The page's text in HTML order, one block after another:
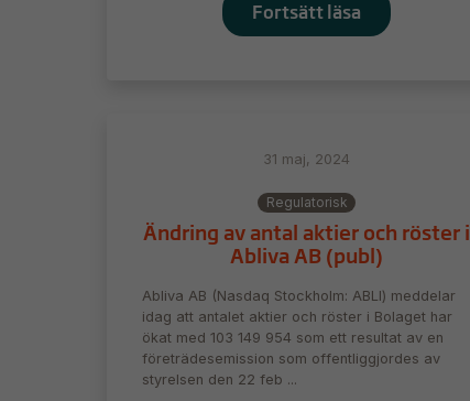
Fortsätt läsa
31 maj, 2024
Regulatorisk
Ändring av antal aktier och röster i
Abliva AB (publ)
Abliva AB (Nasdaq Stockholm: ABLI) meddelar
idag att antalet aktier och röster i Bolaget har
ökat med 103 149 954 som ett resultat av en
företrädesemission som offentliggjordes av
styrelsen den 22 feb ...